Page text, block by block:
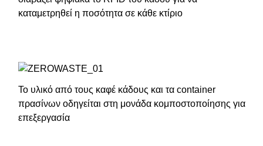
καταμετρηθεί η ποσότητα σε κάθε κτίριο
Το υλικό από τους καφέ κάδους και τα container
πρασίνων οδηγείται στη μονάδα κομποστοποίησης για
επεξεργασία